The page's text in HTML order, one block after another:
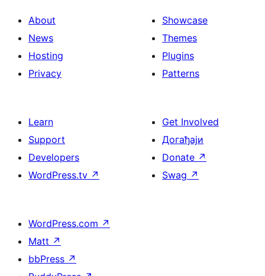
About
News
Hosting
Privacy
Showcase
Themes
Plugins
Patterns
Learn
Support
Developers
WordPress.tv ↗
Get Involved
Догађаји
Donate ↗
Swag ↗
WordPress.com ↗
Matt ↗
bbPress ↗